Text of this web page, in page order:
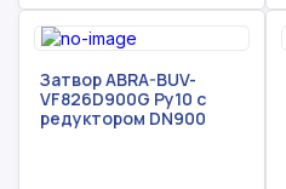
Затвор ABRA-BUV-
VF826D900G Ру10 с
редуктором DN900